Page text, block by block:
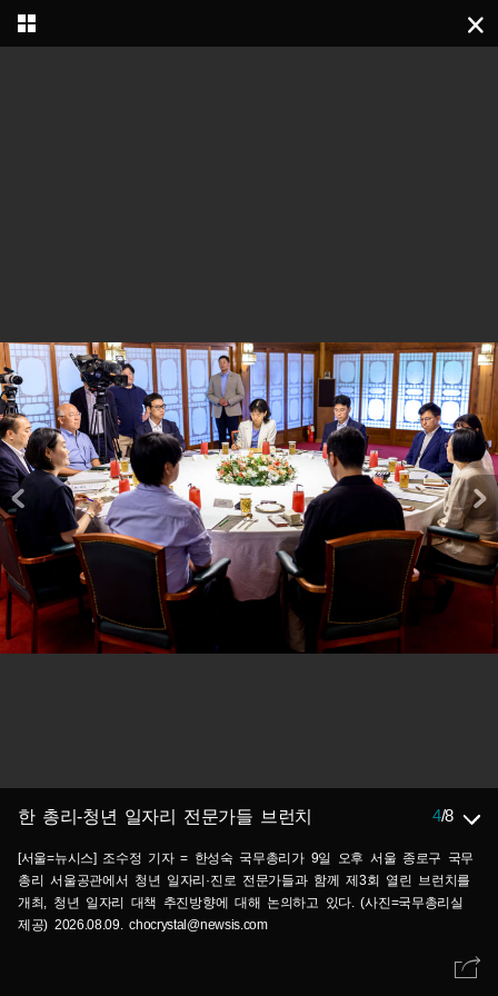
한 총리-청년 일자리 전문가들 브런치 4/8
[서울=뉴시스] 조수정 기자 = 한성숙 국무총리가 9일 오후 서울 종로구 국무
총리 서울공관에서 청년 일자리·진로 전문가들과 함께 제3회 열린 브런치를
개최, 청년 일자리 대책 추진방향에 대해 논의하고 있다. (사진=국무총리실
제공) 2026.08.09. chocrystal@newsis.com